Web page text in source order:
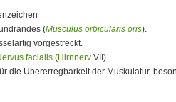
(Musculus orbicularis oris).
vorgestreckt.
facialis (Hirnnerv VII)
die Übererregbarkeit der Muskulatur,